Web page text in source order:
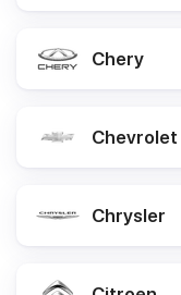
Chery
Chevrolet
Chrysler